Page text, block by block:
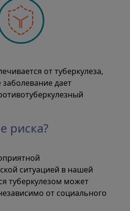
от туберкулеза,
дает
риска?
ситуацией в нашей
туберкулезом может
от социального